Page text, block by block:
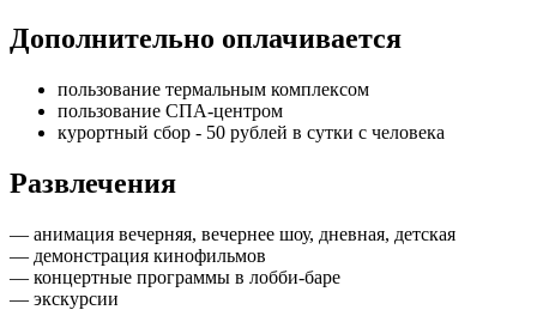
Дополнительно оплачивается
пользование термальным комплексом
пользование СПА-центром
курортный сбор - 50 рублей в сутки с человека
Развлечения
— анимация вечерняя, вечернее шоу, дневная, детская
— демонстрация кинофильмов
— концертные программы в лобби-баре
— экскурсии